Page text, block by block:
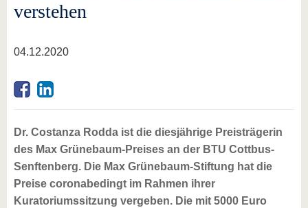
verstehen
04.12.2020
Dr. Costanza Rodda ist die diesjährige Preisträgerin
des Max Grünebaum-Preises an der BTU Cottbus-
Senftenberg. Die Max Grünebaum-Stiftung hat die
Preise coronabedingt im Rahmen ihrer
Kuratoriumssitzung vergeben. Die mit 5000 Euro